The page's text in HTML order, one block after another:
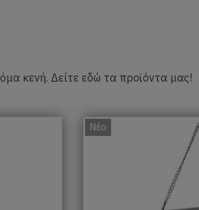
κενή. Δείτε εδώ τα προϊόντα μας!
Νέο